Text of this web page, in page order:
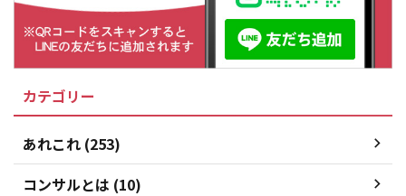
カテゴリー
あれこれ (253)
コンサルとは (10)